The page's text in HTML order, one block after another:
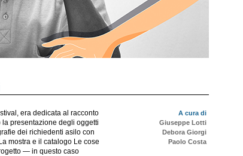
era dedicata al racconto
presentazione degli oggetti
dei richiedenti asilo con
mostra e il catalogo Le cose
— in questo caso
A cura di
Giuseppe Lotti
Debora Giorgi
Paolo Costa